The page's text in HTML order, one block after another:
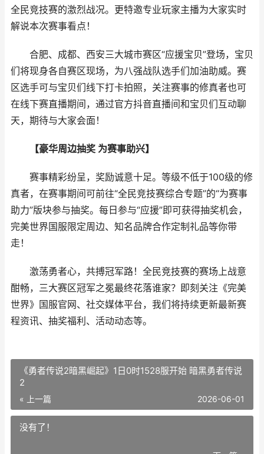
全民竞技赛的激烈战况。更特邀专业玩家主播为大家实时
解说本次赛事看点！
合肥、成都、西安三大城市赛区“应援宝贝”登场，宝贝
们将现身各自赛区现场，为八强战队选手们加油助威。赛
区选手可与宝贝们线下打卡拍照，关注赛事的修真者也可
在线下赛直播期间，通过官方抖音直播间和宝贝们互动聊
天，期待与大家会面！
【豪华周边抽奖 为赛事助兴】
赛事精彩纷呈，奖励诚意十足。等级不低于100级的修
真者，在赛事期间可前往“全民竞技赛综合专题”的“为赛事
助力”版块参与抽奖。每日参与“应援”即可获得抽奖机会，
完美世界国服限定周边、知名品牌合作定制礼品等你带
走！
激荡勇者心，共搏冠军路！全民竞技赛的赛场上战意
酣畅，三大赛区冠军之冕最终花落谁家？即刻关注《完美
世界》国服官网、社交媒体平台，我们将持续更新最新赛
程资讯、抽奖福利、活动动态等。
《勇者传说2暗黑崛起》1日0时1528服开始 暗黑勇者传说
2
« 上一篇 2026-06-01
没有了！